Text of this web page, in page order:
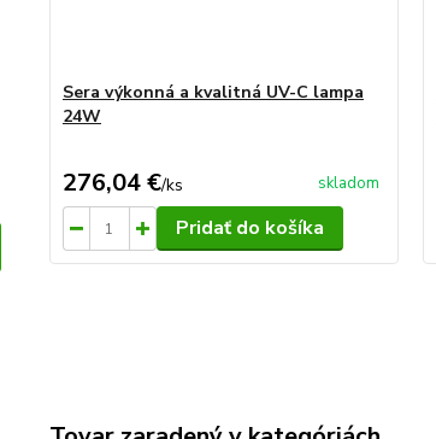
Sera výkonná a kvalitná UV-C lampa
24W
276,04 €/ks skladom
Pridať do košíka